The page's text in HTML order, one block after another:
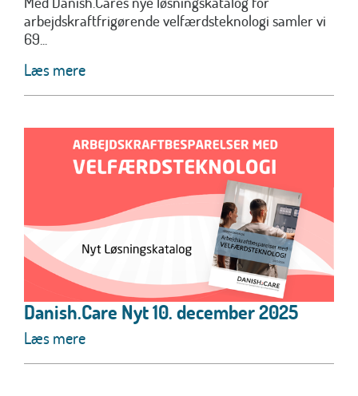
arbejdskraftfrigørende velfærdsteknologi samler vi
69...
Læs mere
Danish.Care Nyt 10. december 2025
Læs mere